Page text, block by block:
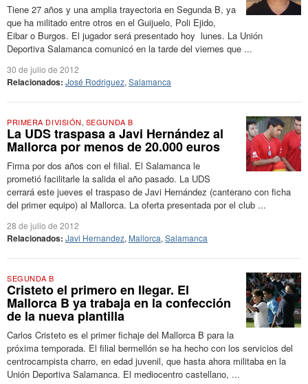
Tiene 27 años y una amplia trayectoria en Segunda B, ya
que ha militado entre otros en el Guijuelo, Poli Ejido,
Eibar o Burgos. El jugador será presentado hoy lunes. La Unión
Deportiva Salamanca comunicó en la tarde del viernes que ...
30 de julio de 2012
Relacionados: José Rodriguez, Salamanca
PRIMERA DIVISIÓN, SEGUNDA B
La UDS traspasa a Javi Hernández al
Mallorca por menos de 20.000 euros
Firma por dos años con el filial. El Salamanca le
prometió facilitarle la salida el año pasado. La UDS
cerrará este jueves el traspaso de Javi Hernández (canterano con ficha
del primer equipo) al Mallorca. La oferta presentada por el club ...
28 de julio de 2012
Relacionados: Javi Hernandez, Mallorca, Salamanca
SEGUNDA B
Cristeto el primero en llegar. El
Mallorca B ya trabaja en la confección
de la nueva plantilla
Carlos Cristeto es el primer fichaje del Mallorca B para la
próxima temporada. El filial bermellón se ha hecho con los servicios del
centrocampista charro, en edad juvenil, que hasta ahora militaba en la
Unión Deportiva Salamanca. El mediocentro castellano, ...